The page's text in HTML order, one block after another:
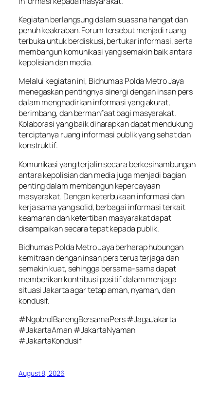
Kegiatan berlangsung dalam suasana hangat dan
penuh keakraban. Forum tersebut menjadi ruang
terbuka untuk berdiskusi, bertukar informasi, serta
membangun komunikasi yang semakin baik antara
kepolisian dan media.
Melalui kegiatan ini, Bidhumas Polda Metro Jaya
menegaskan pentingnya sinergi dengan insan pers
dalam menghadirkan informasi yang akurat,
berimbang, dan bermanfaat bagi masyarakat.
Kolaborasi yang baik diharapkan dapat mendukung
terciptanya ruang informasi publik yang sehat dan
konstruktif.
Komunikasi yang terjalin secara berkesinambungan
antara kepolisian dan media juga menjadi bagian
penting dalam membangun kepercayaan
masyarakat. Dengan keterbukaan informasi dan
kerja sama yang solid, berbagai informasi terkait
keamanan dan ketertiban masyarakat dapat
disampaikan secara tepat kepada publik.
Bidhumas Polda Metro Jaya berharap hubungan
kemitraan dengan insan pers terus terjaga dan
semakin kuat, sehingga bersama-sama dapat
memberikan kontribusi positif dalam menjaga
situasi Jakarta agar tetap aman, nyaman, dan
kondusif.
#NgobrolBarengBersamaPers #JagaJakarta
#JakartaAman #JakartaNyaman
#JakartaKondusif
August 8, 2026